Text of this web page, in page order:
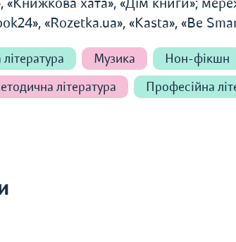
«Rozetka.ua», «Kasta», «Be
Музика
Нон-фікшн
література
Професійна